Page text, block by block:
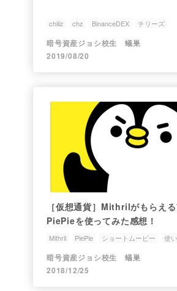
chiliz chz BinanceDEX
チリーズ
ジョシちゃんのアルトコイン情報
暗号資産ジョシ校生 蟻巣
2019/08/20
［仮想通貨］Mithrilがもらえる
PiePieを使ってみた感想！
Mithril PiePie ショートムービー
使
ジョシちゃんのアルトコイン情報
暗号資産ジョシ校生 蟻巣
2018/12/25